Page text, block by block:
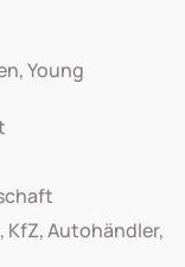
Young
Autohändler,